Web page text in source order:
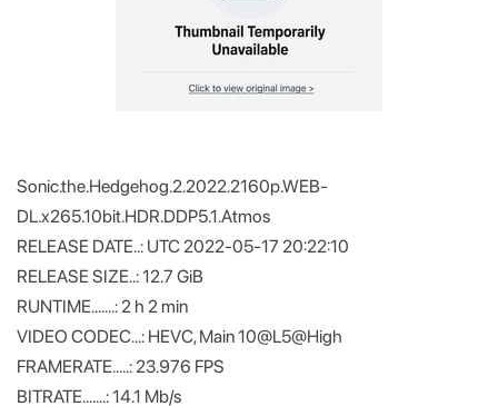
Sonic.the.Hedgehog.2.2022.2160p.WEB-
DL.x265.10bit.HDR.DDP5.1.Atmos
RELEASE DATE..: UTC 2022-05-17 20:22:10
RELEASE SIZE..: 12.7 GiB
RUNTIME.......: 2 h 2 min
VIDEO CODEC...: HEVC, Main 10@L5@High
FRAMERATE.....: 23.976 FPS
BITRATE.......: 14.1 Mb/s